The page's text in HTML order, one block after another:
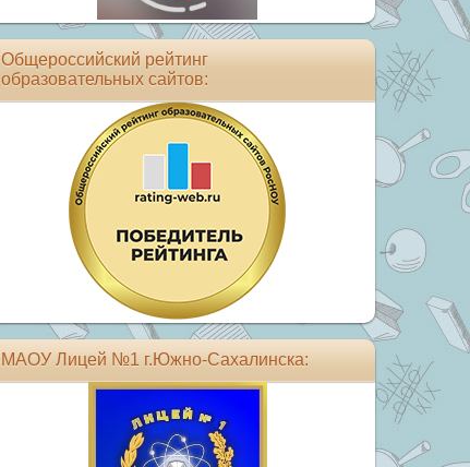
Общероссийский рейтинг
образовательных сайтов:
МАОУ Лицей №1 г.Южно-Сахалинска: